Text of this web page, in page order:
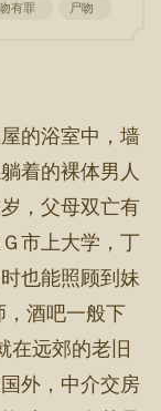
有罪 尸吻
的浴室中，墙
着的裸体男人
，父母双亡有
市上大学，丁
也能照顾到妹
，酒吧一般下
在远郊的老旧
外，中介交房